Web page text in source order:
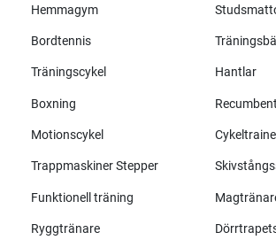
Hemmagym
Bordtennis
Träningscykel Hantlar
Boxning
Motionscykel
Trappmaskiner Stepper
Funktionell träning
Ryggtränare